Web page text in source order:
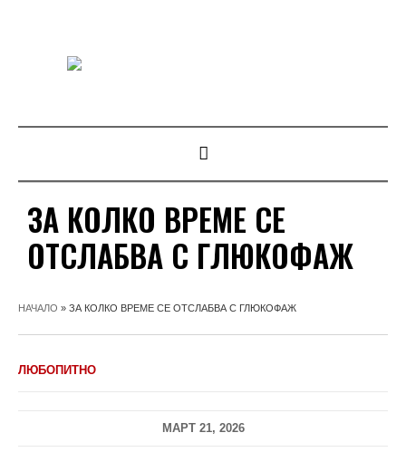
ЗА КОЛКО ВРЕМЕ СЕ
ОТСЛАБВА С ГЛЮКОФАЖ
НАЧАЛО » ЗА КОЛКО ВРЕМЕ СЕ ОТСЛАБВА С ГЛЮКОФАЖ
ЛЮБОПИТНО
МАРТ 21, 2026